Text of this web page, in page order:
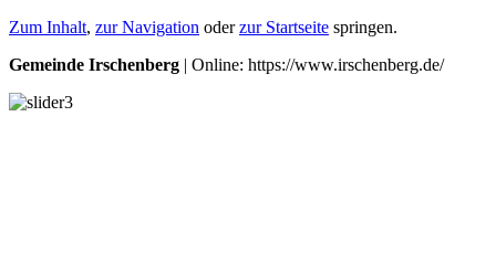
Zum Inhalt, zur Navigation oderzur Startseite springen.
Gemeinde Irschenberg | Online: https://www.irschenberg.de/